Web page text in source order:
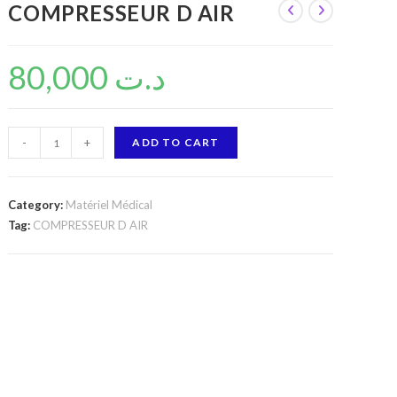
COMPRESSEUR D AIR
د.ت
COMPRESSEUR
D
quantity
- + ADD TO CART
Category: Matériel Médical
Tag: COMPRESSEUR D AIR